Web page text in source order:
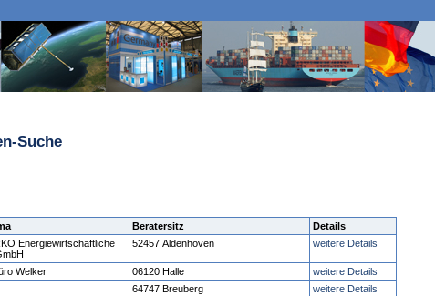
Suche
Beratersitz
Details
Energiewirtschaftliche
52457 Aldenhoven weitere Details
Welker 06120 Halle
weitere Details
64747 Breuberg
weitere Details